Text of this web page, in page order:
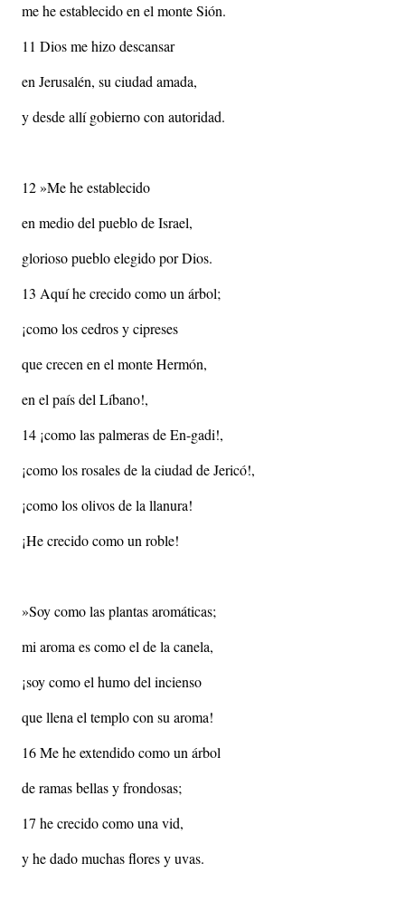
me he establecido en el monte Sión.
11 Dios me hizo descansar
en Jerusalén, su ciudad amada,
y desde allí gobierno con autoridad.
12 »Me he establecido
en medio del pueblo de Israel,
glorioso pueblo elegido por Dios.
13 Aquí he crecido como un árbol;
¡como los cedros y cipreses
que crecen en el monte Hermón,
en el país del Líbano!,
14 ¡como las palmeras de En-gadi!,
¡como los rosales de la ciudad de Jericó!,
¡como los olivos de la llanura!
¡He crecido como un roble!
»Soy como las plantas aromáticas;
mi aroma es como el de la canela,
¡soy como el humo del incienso
que llena el templo con su aroma!
16 Me he extendido como un árbol
de ramas bellas y frondosas;
17 he crecido como una vid,
y he dado muchas flores y uvas.